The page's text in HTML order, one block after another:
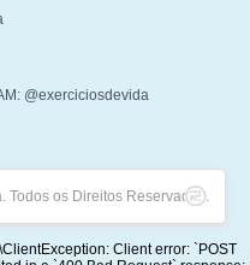
@exerciciosdevida
Todos os Direitos Reservados.
Client error: `POST